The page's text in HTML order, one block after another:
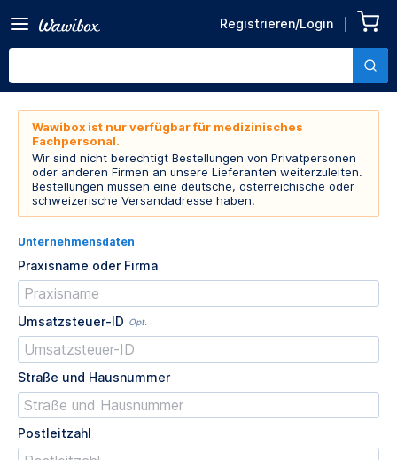
Registrieren/Login
Wawibox ist nur verfügbar für medizinisches
Fachpersonal.
Wir sind nicht berechtigt Bestellungen von Privatpersonen
oder anderen Firmen an unsere Lieferanten weiterzuleiten.
Bestellungen müssen eine deutsche, österreichische oder
schweizerische Versandadresse haben.
Unternehmensdaten
Praxisname oder Firma
Umsatzsteuer-ID Opt.
Straße und Hausnummer
Postleitzahl